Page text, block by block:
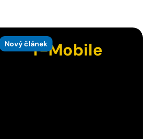
Nový článekT-Mobile